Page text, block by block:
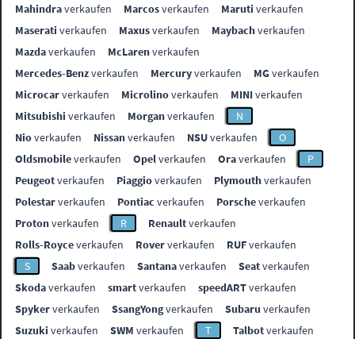
Mahindraverkaufen Marcosverkaufen Maruti verkaufen
Maserati verkaufen Maxusverkaufen Maybachverkaufen
Mazdaverkaufen McLarenverkaufen
Mercedes-Benzverkaufen Mercuryverkaufen MGverkaufen
Microcarverkaufen Microlinoverkaufen MINIverkaufen
Mitsubishi verkaufen Morganverkaufen
N
Nioverkaufen Nissanverkaufen NSUverkaufen
O
Oldsmobileverkaufen Opelverkaufen Oraverkaufen
P
Peugeotverkaufen Piaggioverkaufen Plymouthverkaufen
Polestarverkaufen Pontiac verkaufen Porscheverkaufen
Protonverkaufen R Renaultverkaufen
Rolls-Royceverkaufen Roververkaufen RUFverkaufen
S
Saabverkaufen Santanaverkaufen Seatverkaufen
Skodaverkaufen smartverkaufen speedARTverkaufen
Spykerverkaufen SsangYongverkaufen Subaru verkaufen
Suzuki verkaufen SWM verkaufen T Talbotverkaufen